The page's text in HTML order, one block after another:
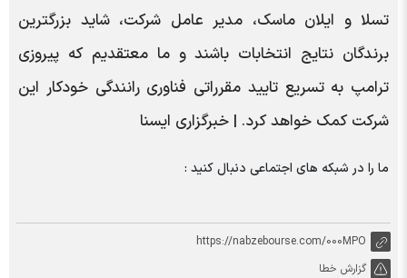
تسلا و ایلان ماسک، مدیر عامل شرکت، شاید بزرگترین
برندگان نتایج انتخابات باشند و ما معتقدیم که پیروزی
ترامپ به تسریع تایید مقرراتی فناوری رانندگی خودکار این
شرکت کمک خواهد کرد. | خبرگزاری ایسنا
ما را در شبکه های اجتماعی دنبال کنید :
https://nabzebourse.com/000MPO
گزارش خطا